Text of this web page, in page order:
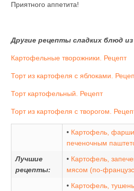
Приятного аппетита!
Другие рецепты сладких блюд
Картофельные творожники. Рецепт
Торт из картофеля с яблоками.
Торт картофельный. Рецепт
Торт из картофеля с творогом.
• Картофель,
печеночным
Лучшие
рецепты:
• Картофель,
мясом (по-
• Картофель,